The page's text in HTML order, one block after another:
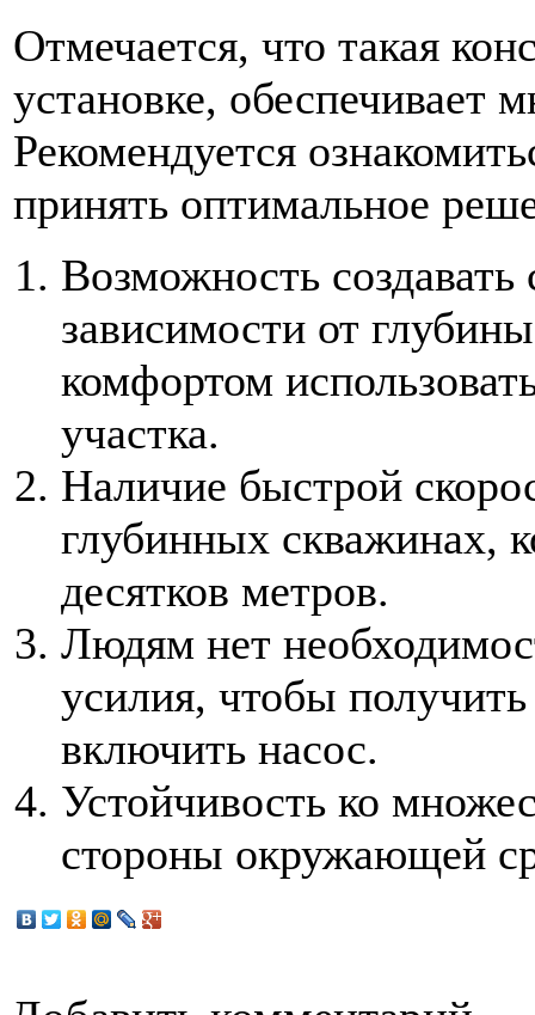
Отмечается, что такая
установке, обеспечивает
Рекомендуется
принять оптимальное
Возможность
зависимости от
комфортом
участка.
Наличие быстрой
глубинных скважинах,
десятков метров.
Людям нет
усилия, чтобы
включить насос.
Устойчивость ко
стороны окружающей